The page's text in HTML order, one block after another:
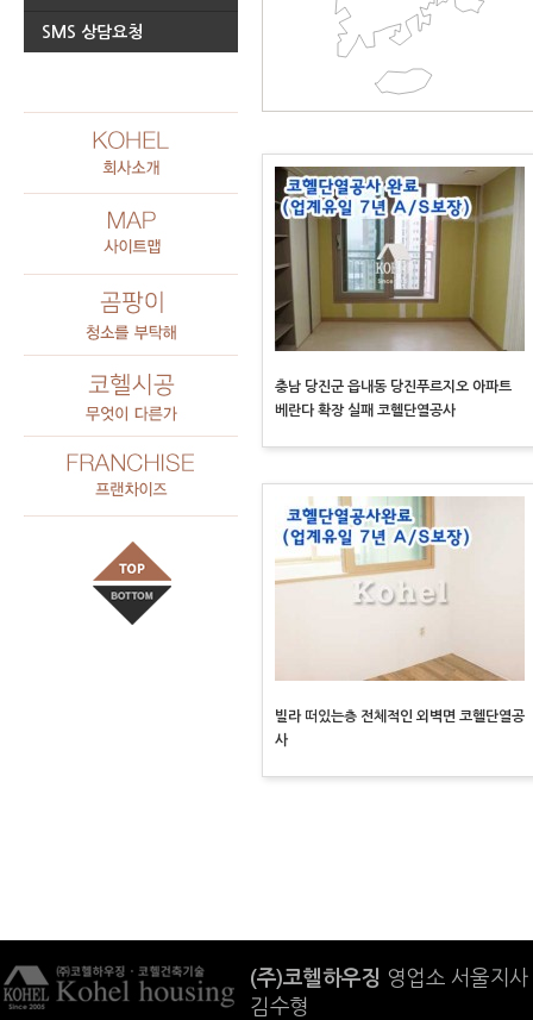
SMS 상담요청
충남 당진군 읍내동 당진푸르지오 아파트
베란다 확장 실패 코헬단열공사
빌라 떠있는층 전체적인 외벽면 코헬단열공
사
(주)코헬하우징 영업소 서울지
김수형